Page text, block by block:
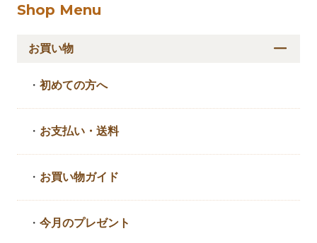
Shop Menu
お買い物
・初めての方へ
・ お支払い・送料
・ お買い物ガイド
・今月のプレゼント